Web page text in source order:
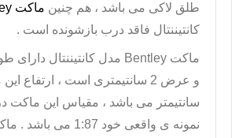
طلق لاکی می باشد ، هم چنین ماکت
کانتیننتال فاقد درب بازشونده است .
ماکت Bentley
سانتیمتر می باشد ، مقیاس این ماکت
نمونه ی واقعی خود 1:87